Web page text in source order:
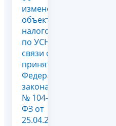
изменении
объекта
налогообложения
по УСН в
связи с
принятием
Федерального
закона
№ 104-
ФЗ от
25.04.2...